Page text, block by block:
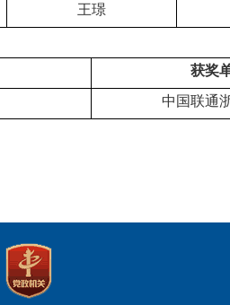
王璟
获奖
中国联通